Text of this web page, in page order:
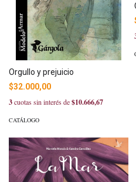
Orgullo y prejuicio
$32.000,00
3cuotas sin interés de$10.666,67
CATÁLOGO